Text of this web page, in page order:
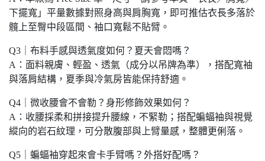
下擺寬」平量數據對照身高與肩胸寬，即可推估衣長多落於
髖上至臀中段區間、袖口寬鬆不貼臂。
Q3｜布料手感與透氣度如何？夏天會悶嗎？
A：面料親膚、輕盈、透氣（成分以吊牌為準），搭配寬袖
與落肩結構，夏季與冷氣房皆能保持舒適。
Q4｜微收腰會不會勒？身形修飾效果如何？
A：收腰採柔和拼接提升腰線，不緊勒；搭配蝙蝠袖與視覺
縱向的岩石紋理，可分散腹部與上臂量感，整體更俐落。
Q5｜蝙蝠袖穿起來會卡手臂嗎？外搭好配嗎？